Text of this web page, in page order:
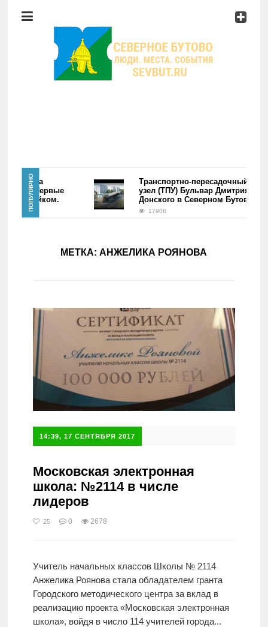
Район
Мероприятия
Главная
Новости
ПОПУЛЯРНО
района
Первые
фэйком.
Транспортно-пересадочный
узел (ТПУ) Бульвар Дмитрия
Донского в Северном Бутово
17906
МЕТКА:АНЖЕЛИКА РОЯНОВА
14:39, 17 СЕНТЯБРЯ 2017
Московская электронная
школа: №2114 в числе
лидеров
25 0 2678
Учитель начальных классов Школы № 2114
Анжелика Роянова стала обладателем гранта
Городского методического центра за вклад в
реализацию проекта «Московская электронная
школа», войдя в число 114 учителей города...